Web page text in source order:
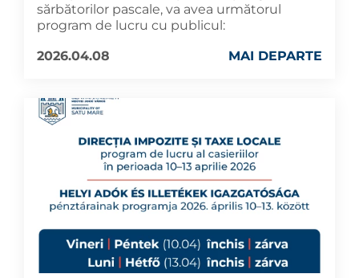
sărbătorilor pascale, va avea următorul
program de lucru cu publicul:
2026.04.08
MAI DEPARTE